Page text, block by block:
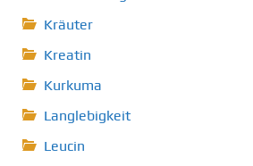
Kräuter
Kreatin
Kurkuma
Langlebigkeit
Leucin